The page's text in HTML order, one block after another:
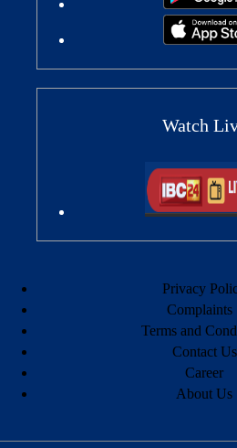
Watch
Privacy
Complaints
Terms and
Contact Us
Career
About Us